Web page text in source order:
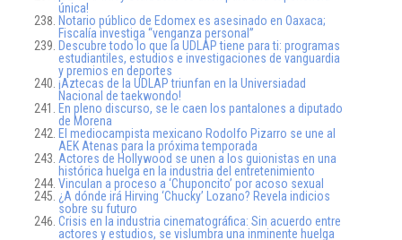
única!
Notario público de Edomex es asesinado en Oaxaca;
Fiscalía investiga “venganza personal”
Descubre todo lo que la UDLAP tiene para ti: programas
estudiantiles, estudios e investigaciones de vanguardia
y premios en deportes
¡Aztecas de la UDLAP triunfan en la Universiadad
Nacional de taekwondo!
En pleno discurso, se le caen los pantalones a diputado
de Morena
El mediocampista mexicano Rodolfo Pizarro se une al
AEK Atenas para la próxima temporada
Actores de Hollywood se unen a los guionistas en una
histórica huelga en la industria del entretenimiento
Vinculan a proceso a ‘Chuponcito’ por acoso sexual
¿A dónde irá Hirving ‘Chucky’ Lozano? Revela indicios
sobre su futuro
Crisis en la industria cinematográfica: Sin acuerdo entre
actores y estudios, se vislumbra una inminente huelga